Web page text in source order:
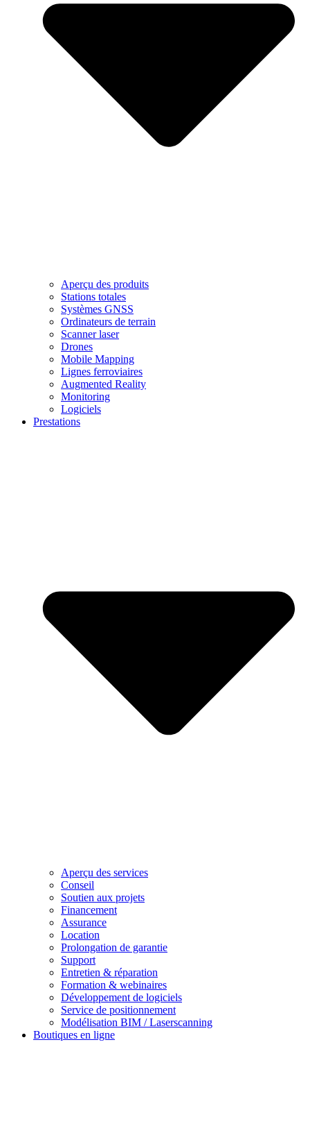
Aperçu des produits
Stations totales
Systèmes GNSS
Ordinateurs de terrain
Scanner laser
Drones
Mobile Mapping
Lignes ferroviaires
Augmented Reality
Monitoring
Logiciels
Prestations
Aperçu des services
Conseil
Soutien aux projets
Financement
Assurance
Location
Prolongation de garantie
Support
Entretien & réparation
Formation & webinaires
Développement de logiciels
Service de positionnement
Modélisation BIM / Laserscanning
Boutiques en ligne